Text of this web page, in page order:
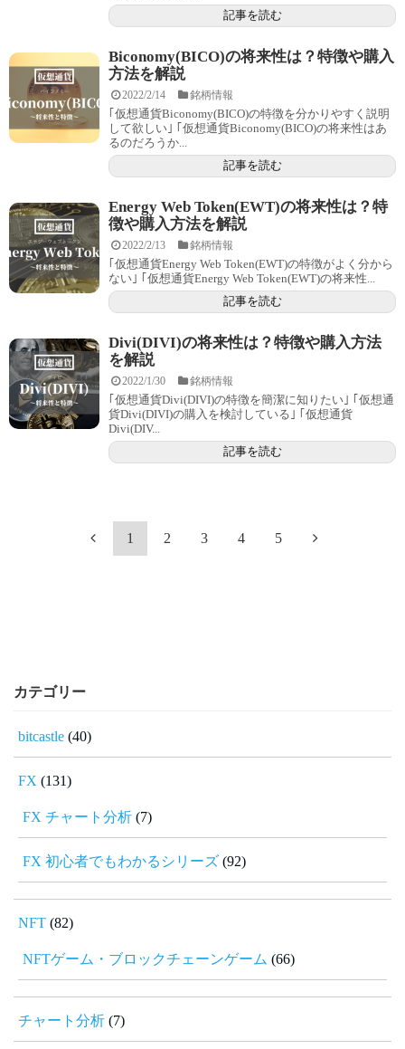
記事を読む
Biconomy(BICO)の将来性は？特徴や購入
方法を解説
2022/2/14 銘柄情報
｢仮想通貨Biconomy(BICO)の特徴を分かりやすく説明
して欲しい｣ ｢仮想通貨Biconomy(BICO)の将来性はあ
るのだろうか...
記事を読む
Energy Web Token(EWT)の将来性は？特
徴や購入方法を解説
2022/2/13 銘柄情報
｢仮想通貨Energy Web Token(EWT)の特徴がよく分から
ない｣ ｢仮想通貨Energy Web Token(EWT)の将来性...
記事を読む
Divi(DIVI)の将来性は？特徴や購入方法
を解説
2022/1/30 銘柄情報
｢仮想通貨Divi(DIVI)の特徴を簡潔に知りたい｣ ｢仮想通
貨Divi(DIVI)の購入を検討している｣ ｢仮想通貨
Divi(DIV...
記事を読む
1 2 3 4 5
カテゴリー
bitcastle (40)
FX (131)
FX チャート分析 (7)
FX 初心者でもわかるシリーズ (92)
NFT (82)
NFTゲーム・ブロックチェーンゲーム (66)
チャート分析 (7)